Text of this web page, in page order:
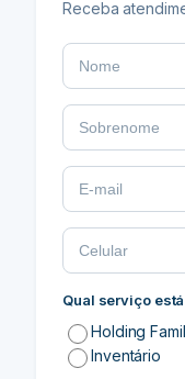
Receba
Qual serviço
Holding
Inventário